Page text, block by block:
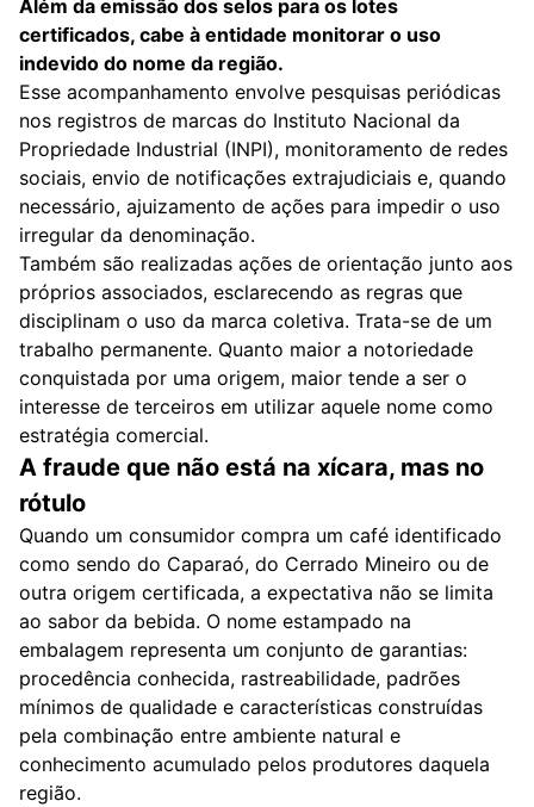
Além da emissão dos selos para os lotes
certificados, cabe à entidade monitorar o uso
indevido do nome da região.
Esse acompanhamento envolve pesquisas periódicas
nos registros de marcas do Instituto Nacional da
Propriedade Industrial (INPI), monitoramento de redes
sociais, envio de notificações extrajudiciais e, quando
necessário, ajuizamento de ações para impedir o uso
irregular da denominação.
Também são realizadas ações de orientação junto aos
próprios associados, esclarecendo as regras que
disciplinam o uso da marca coletiva. Trata-se de um
trabalho permanente. Quanto maior a notoriedade
conquistada por uma origem, maior tende a ser o
interesse de terceiros em utilizar aquele nome como
estratégia comercial.
A fraude que não está na xícara, mas no
rótulo
Quando um consumidor compra um café identificado
como sendo do Caparaó, do Cerrado Mineiro ou de
outra origem certificada, a expectativa não se limita
ao sabor da bebida. O nome estampado na
embalagem representa um conjunto de garantias:
procedência conhecida, rastreabilidade, padrões
mínimos de qualidade e características construídas
pela combinação entre ambiente natural e
conhecimento acumulado pelos produtores daquela
região.